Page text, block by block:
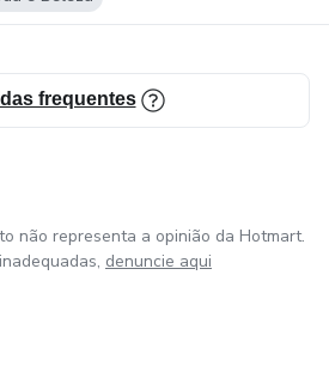
frequentes
não representa a opinião da Hotmart.
denuncie aqui